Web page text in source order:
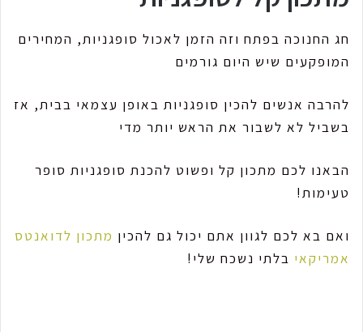
חג החנוכה בפתח וזה הזמן לאכול סופגניות, המחירים
המופקעים שיש היום גורמים
להרבה אנשים להכין סופגניות באופן עצמאי בבית, אז
בשביל לא לשבור את הראש יותר מדי
הבאנו לכם מתכון קל ופשוט להכנת סופגניות סופר
טעימות!
ואם בא לכם לגוון אתם יכול גם להכין מתכון לדואנטס
אמריקאי בלתי נשכח שלי!